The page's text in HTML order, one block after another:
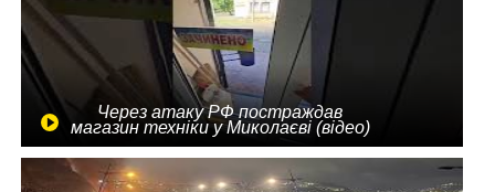
Через атаку РФ постраждав
магазин техніки у Миколаєві (відео)